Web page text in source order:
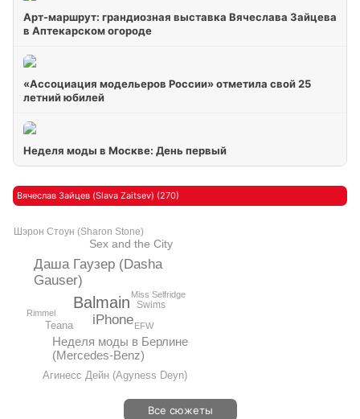
Арт-маршрут: грандиозная выставка Вячеслава Зайцева
в Аптекарском огороде
«Ассоциация модельеров России» отметила свой 25
летний юбилей
Неделя моды в Москве: День первый
Вячеслав Зайцев (Slava Zaitsev) (270)
Balmain
Даша Гаузер (Dasha
Gauser)
iPhone
Неделя моды в Берлине
(Mercedes-Benz)
Sex and the City
Агинесс Дейн (Agyness Deyn)
Teana
Swims
Шэрон Стоун (Sharon Stone)
EFW
Miss Selfridge
Rimmel
Все сюжеты